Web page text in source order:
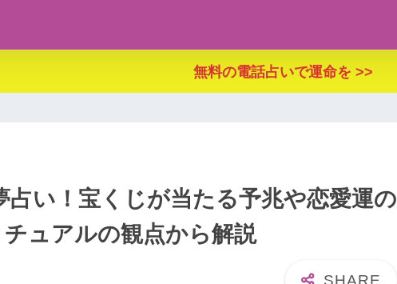
無料の電話占いで運命を >>
占い！宝くじが当たる予兆や恋愛運の
ュアルの観点から解説